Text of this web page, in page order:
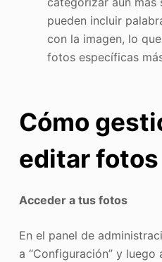
pueden incluir
con la imagen, lo
fotos específicas
Cómo
editar
Acceder a tus fotos
En el panel de
a “Configuración” y luego